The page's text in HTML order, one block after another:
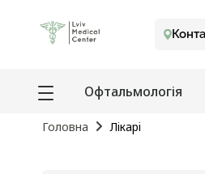
Офтальмологія
Головна Лiкарi